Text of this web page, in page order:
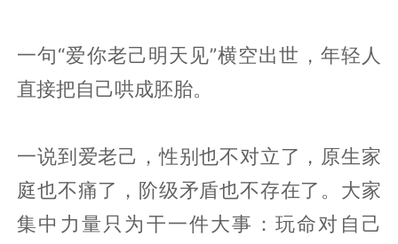
一句“爱你老己明天见”横空出世，年轻人
直接把自己哄成胚胎。
一说到爱老己，性别也不对立了，原生家
庭也不痛了，阶级矛盾也不存在了。大家
集中力量只为干一件大事：玩命对自己